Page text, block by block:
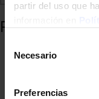
partir del uso que
Necesario
Preferencias
Productos